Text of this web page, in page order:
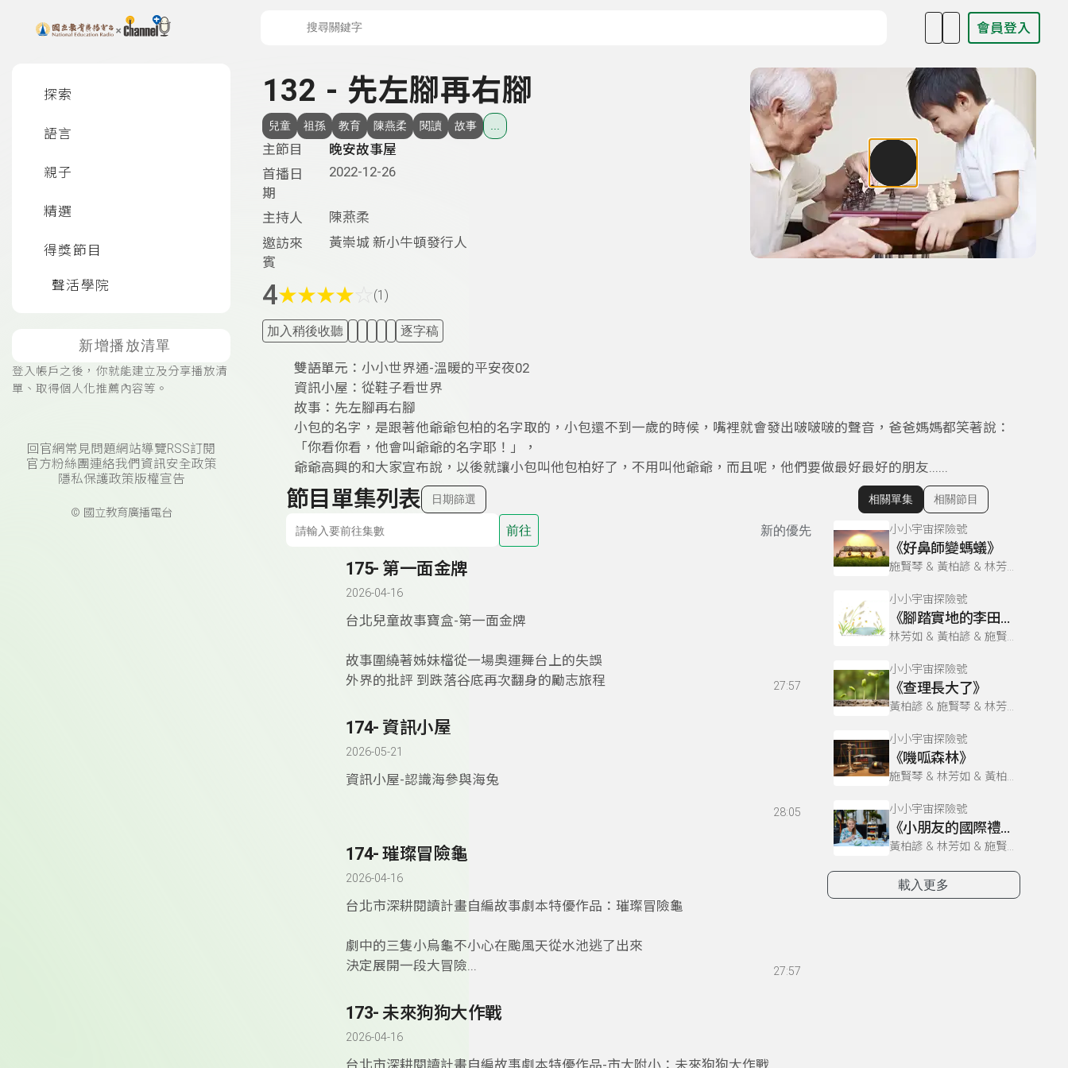
上方功能區塊 會員登入
探索
語言
親子
精選
得獎節目
聲活學院
新增播放清單
登入帳戶之後，你就能建立及分享播放清
單、取得個人化推薦內容等。
回官網常見問題網站導覽RSS訂閱
官方粉絲團連絡我們 資訊安全政策
隱私保護政策版權宣告
© 國立教育廣播電台
132 - 先左腳再右腳
兒童 祖孫 教育 陳燕柔 閱讀 故事
主節目
晚安故事屋
首播日
期
2022-12-26
主持人
陳燕柔
邀訪來
賓
黃崇城 新小牛頓發行人
4★★★★ (1)
加入稍後收聽 逐字稿
雙語單元：小小世界通-溫暖的平安夜02
資訊小屋：從鞋子看世界
故事：先左腳再右腳
小包的名字，是跟著他爺爺包柏的名字取的，小包還不到一歲的時候，嘴裡就會發出啵啵啵的聲音，爸爸媽媽都笑著說：
「你看你看，他會叫爺爺的名字耶！」，
爺爺高興的和大家宣布說，以後就讓小包叫他包柏好了，不用叫他爺爺，而且呢，他們要做最好最好的朋友......
節目單集列表 日期篩選
前往 新的優先
175- 第一面金牌
2026-04-16
台北兒童故事寶盒-第一面金牌
故事圍繞著姊妹檔從一場奧運舞台上的失誤
外界的批評 到跌落谷底再次翻身的勵志旅程
27:57
174- 資訊小屋
2026-05-21
資訊小屋-認識海參與海兔
28:05
174- 璀璨冒險龜
2026-04-16
台北市深耕閱讀計畫自編故事劇本特優作品：璀璨冒險龜
劇中的三隻小烏龜不小心在颱風天從水池逃了出來
決定展開一段大冒險...
27:57
173- 未來狗狗大作戰
2026-04-16
台北市深耕閱讀計畫自編故事劇本特優作品-市大附小：未來狗狗大作戰
顯示相關單集
相關單集 相關節目
小小宇宙探險號
《好鼻師變螞蟻》
施賢琴 & 黃柏諺 & 林芳如
小小宇宙探險號
《腳踏實地的李田螺》
林芳如 & 黃柏諺 & 施賢琴
小小宇宙探險號
《查理長大了》
黃柏諺 & 施賢琴 & 林芳如
小小宇宙探險號
《嘰呱森林》
施賢琴 & 林芳如 & 黃柏諺
小小宇宙探險號
《小朋友的國際禮儀》
黃柏諺 & 林芳如 & 施賢琴
載入更多